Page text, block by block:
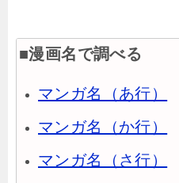
■漫画名で調べる
マンガ名（あ行）
マンガ名（か行）
マンガ名（さ行）